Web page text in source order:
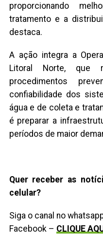
proporcionando
tratamento e a
destaca.
A ação integra a
Litoral Norte, que
procedimentos
confiabilidade dos
água e de coleta e
é preparar a
períodos de maior
Quer receber as
celular?
Siga o canal no
Facebook – CLIQUE